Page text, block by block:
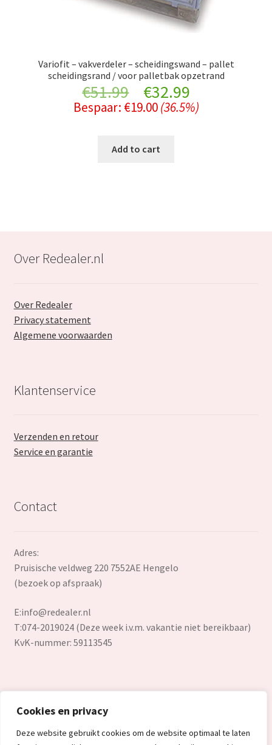
Cookies en privacy
Deze website gebruikt cookies om de website optimaal te laten
Variofit – vakverdeler – scheidingswand – pallet
scheidingsrand / voor palletbak opzetrand
€51.99
Original
price
was:
€32.99Current
price
Bespaar: €19.00 (36.5%)
Add to cart
Over Redealer.nl
Over Redealer
Privacy statement
Algemene voorwaarden
Klantenservice
Verzenden en retour
Service en garantie
Contact
Adres:
Pruisische veldweg 220 7552AE Hengelo
(bezoek op afspraak)
E:info@redealer.nl
T:074-2019024 (Deze week i.v.m. vakantie niet bereikbaar)
KvK-nummer: 59113545
© Redealer.nl | Gecontroleerde retourproducten en nieuwe
overstockproducten tegen een onverslaanbare lage prijs.